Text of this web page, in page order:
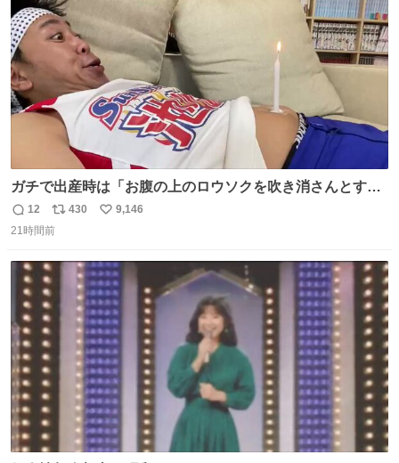
数
ガチで出産時は「お腹の上のロウソクを吹き消さんとする
サンシャイン池崎」だったし、お産後の股裂け状態でのト
イレは「とにかく明るい安村の体勢」が1番楽
返
信
12
リ
ポ
ト
数
430
い
数
9,146
21時間前